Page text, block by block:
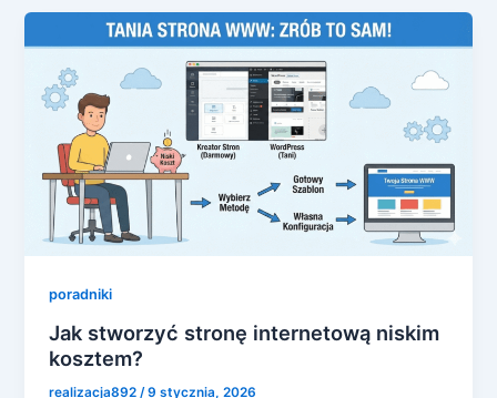
poradniki
Jak stworzyć stronę internetową niskim
kosztem?
realizacja892 /9 stycznia, 2026